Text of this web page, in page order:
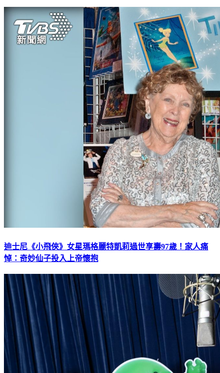
迪士尼《小飛俠》女星瑪格麗特凱莉過世享壽97歲！家人痛
悼：奇妙仙子投入上帝懷抱